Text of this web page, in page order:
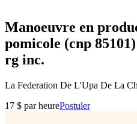
Manoeuvre en
pomicole (cnp
rg inc.
La Federation De L'Upa De La
17 $ par heurePostuler